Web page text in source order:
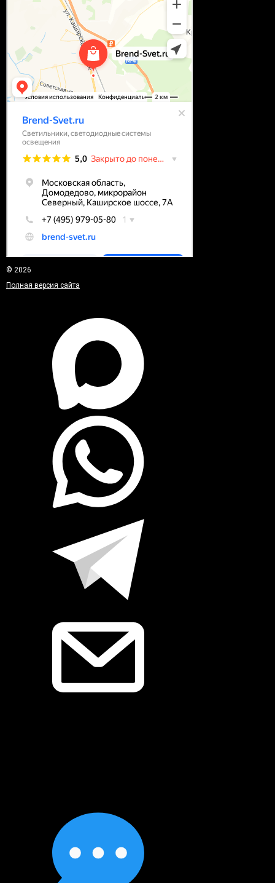
© 2026
Полная версия сайта